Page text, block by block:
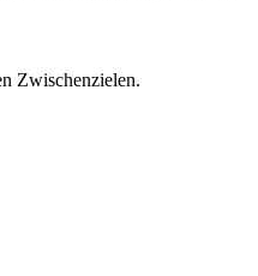
Zwischenzielen.